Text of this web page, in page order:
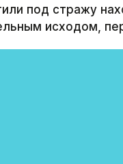
под стражу
исходом,